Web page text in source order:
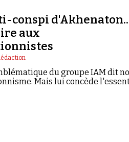
conspi
aux
du groupe IAM dit
Mais lui concède